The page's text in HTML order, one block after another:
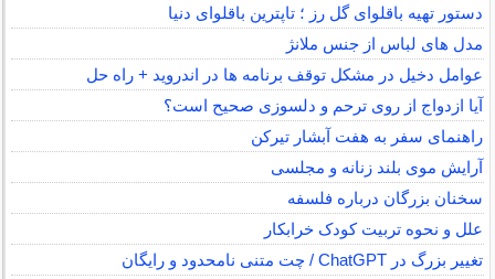
دستور تهیه باقلوای گل رز ؛ تاپترین باقلوای دنیا
مدل های لباس از جنس ملانژ
عوامل دخیل در مشکل توقف برنامه ها در اندروید + راه حل
آیا ازدواج از روی ترحم و دلسوزی صحیح است؟
راهنمای سفر به هفت آبشار تیرکن
آرایش موی بلند زنانه و مجلسی
سخنان بزرگان درباره فلسفه
علل و نحوه تربیت کودک خرابکار
تغییر بزرگ در ChatGPT / چت متنی نامحدود و رایگان